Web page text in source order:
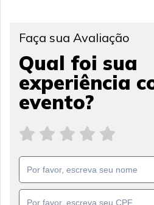
Faça sua Avaliação
Qual foi sua
experiência
evento?